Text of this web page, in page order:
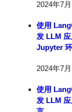
2024年7
使用
发 LLM 应
Jupyter
2024年7
使用
发 LLM